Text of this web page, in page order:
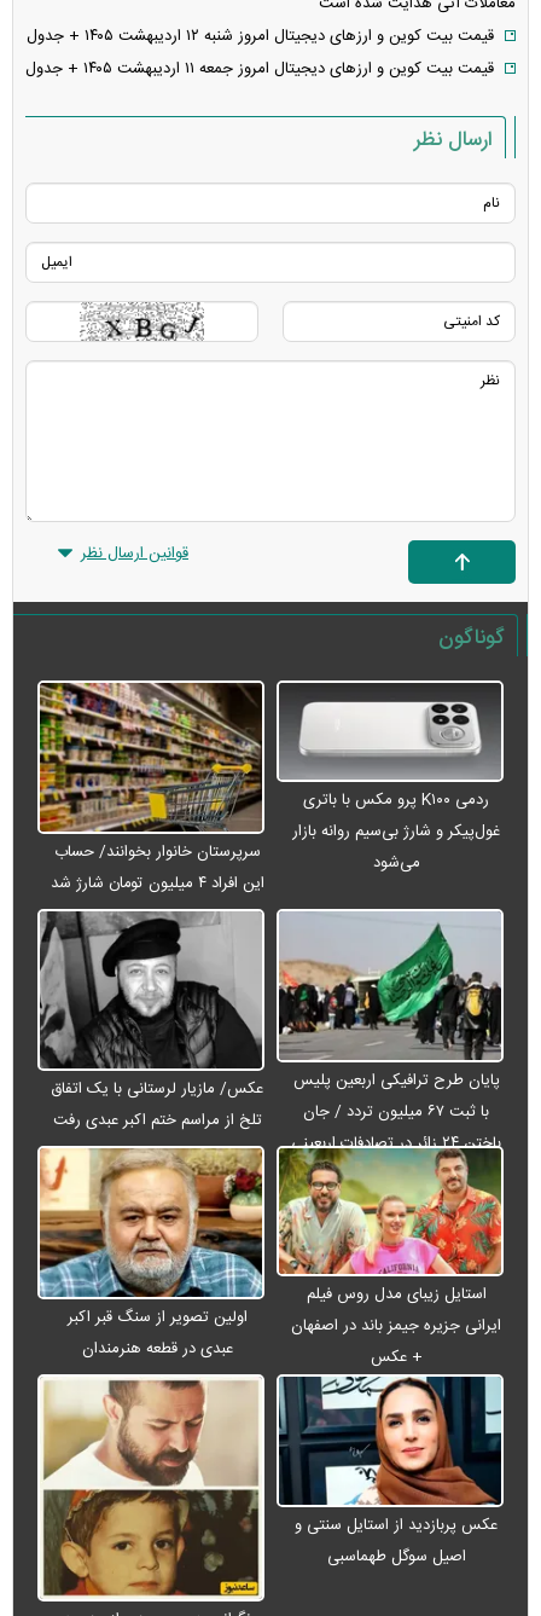
قیمت بیت کوین و ارز‌های دیجیتال امروز شنبه ۱۲ اردیبهشت ۱۴۰۵ + جدول
قیمت بیت کوین و ارز‌های دیجیتال امروز جمعه ۱۱ اردیبهشت ۱۴۰۵ + جدول
ارسال نظر
قوانین ارسال نظر
گوناگون
ردمی K۱۰۰ پرو مکس با باتری
غول‌پیکر و شارژ بی‌سیم روانه بازار
می‌شود
سرپرستان خانوار بخوانند/ حساب
این افراد ۴ میلیون تومان شارژ شد
پایان طرح ترافیکی اربعین پلیس
با ثبت ۶۷ میلیون تردد / جان
باختن ۲۴ زائر در تصادفات اربعینی
عکس/ مازیار لرستانی با یک اتفاق
تلخ از مراسم ختم اکبر عبدی رفت
استایل زیبای مدل روس فیلم
ایرانی جزیره جیمز باند در اصفهان
+ عکس
اولین تصویر از سنگ قبر اکبر
عبدی در قطعه هنرمندان
عکس پربازدید از استایل سنتی و
اصیل سوگل طهماسبی